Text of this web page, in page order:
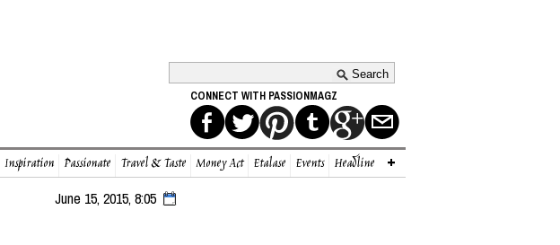
CONNECT WITH PASSIONMAGZ
Inspiration Passionate Travel & Taste Money Act Etalase Events Headline
June 15, 2015, 8:05